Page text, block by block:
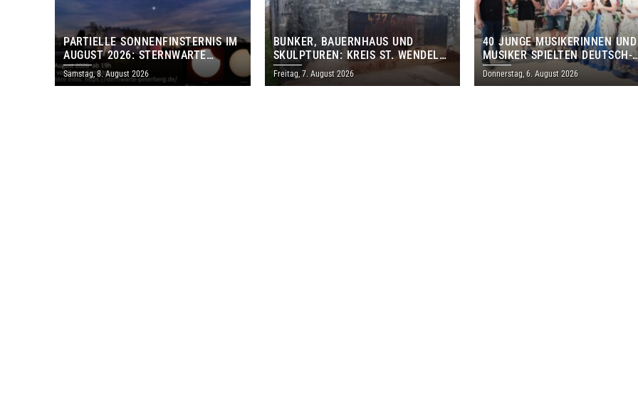
PARTIELLE SONNENFINSTERNIS IM
AUGUST 2026: STERNWARTE
PETERBERG ÖFFNET KOSTENLOS
IHRE TORE
Samstag, 8. August 2026
BUNKER, BAUERNHAUS UND
SKULPTUREN: KREIS ST. WENDEL
LÄDT ZUM TAG DES OFFENEN
DENKMALS EIN
Freitag, 7. August 2026
40 JUNGE MUSIKERINNEN UND
MUSIKER SPIELTEN DEUTSCH-
BRASILIANISCHES
THOLEY
Donnerstag, 6. August 2026